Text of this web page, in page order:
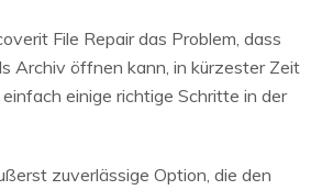
File Repair das Problem, dass
Archiv öffnen kann, in kürzester Zeit
einige richtige Schritte in der
zuverlässige Option, die den